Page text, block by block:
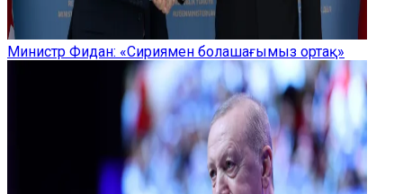
Министр Фидан: «Сириямен болашағымыз ортақ»